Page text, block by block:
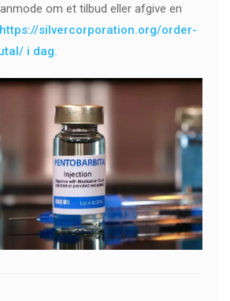
om et tilbud eller afgive en
https://silvercorporation.org/order-
i dag.